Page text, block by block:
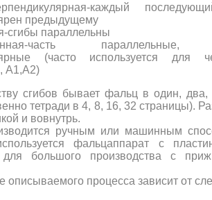
каждый
предыдущему
сгибы параллельны
часть параллельные,
(часто используется для
А1,А2)
бывает фальц в один, два,
тетради в 4, 8, 16, 32 страницы).
и вовнутрь.
ручным или машинным
фальцаппарат с
для большого производства с
процесса зависит от